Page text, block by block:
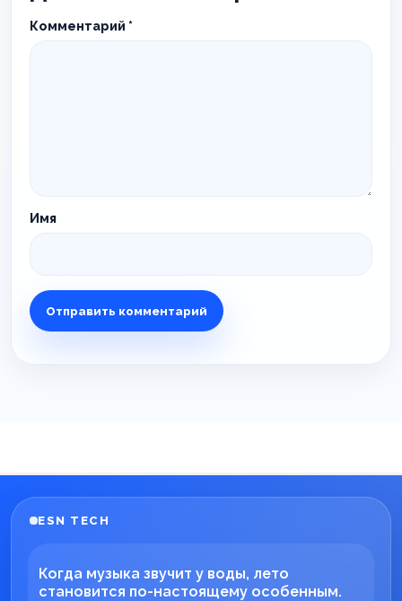
Комментарий *
Имя
ESN TECH
Когда музыка звучит у воды, лето
становится по-настоящему особенным.